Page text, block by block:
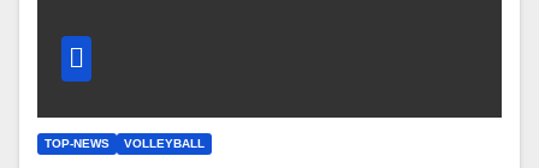
TOP-NEWS VOLLEYBALL